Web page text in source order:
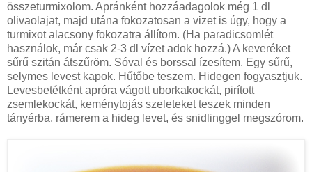
összeturmixolom. Apránként hozzáadagolok még 1 dl
olivaolajat, majd utána fokozatosan a vizet is úgy, hogy a
turmixot alacsony fokozatra állítom. (Ha paradicsomlét
használok, már csak 2-3 dl vízet adok hozzá.) A keveréket
sűrű szitán átszűröm. Sóval és borssal ízesítem. Egy sűrű,
selymes levest kapok. Hűtőbe teszem. Hidegen fogyasztjuk.
Levesbetétként apróra vágott uborkakockát, pirított
zsemlekockát, keménytojás szeleteket teszek minden
tányérba, rámerem a hideg levet, és snidlinggel megszórom.